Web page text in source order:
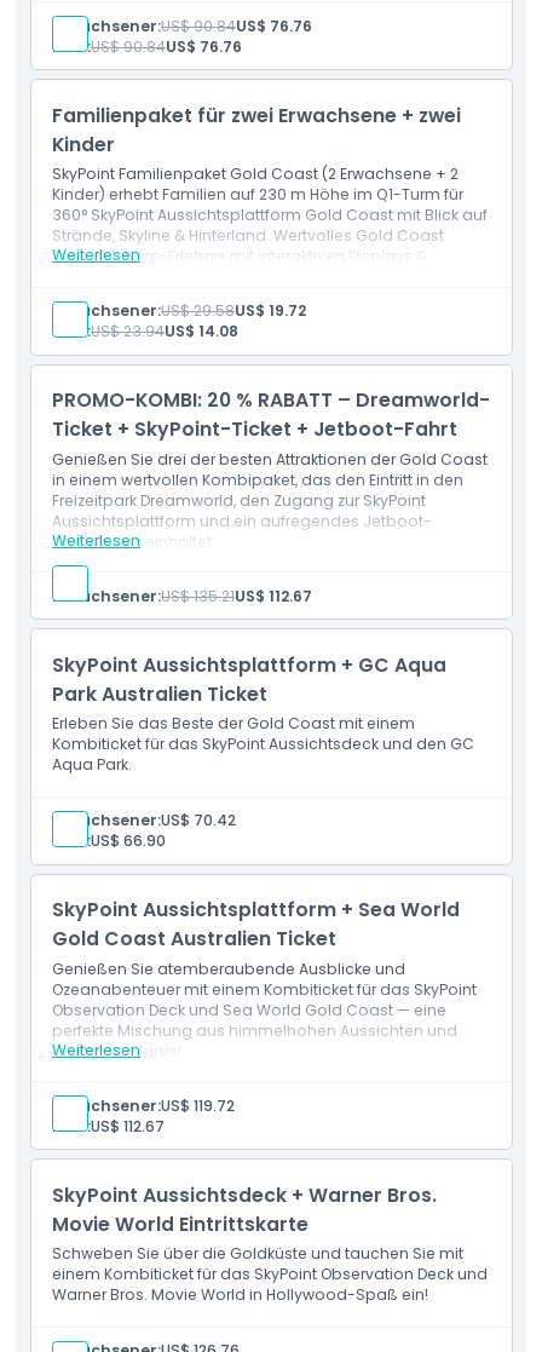
Ort
Stornierungsbedingungen
Nutzung an 2 beliebigen Tagen innerhalb von 7 Tagen in
den besten Themenparks & der Aussichtsplattform der
Gold Coast.​
Leistungen
SkyPoint Observation Deck​
360° Panoramablick vom SkyPoint Observation Deck
Erwachsener:US$ 90.84US$ 76.76
Kind:US$ 90.84US$ 76.76
Familienpaket für zwei Erwachsene + zwei
Kinder
SkyPoint Familienpaket Gold Coast (2 Erwachsene + 2
Kinder) erhebt Familien auf 230 m Höhe im Q1-Turm für
360° SkyPoint Aussichtsplattform Gold Coast mit Blick auf
Strände, Skyline & Hinterland. Wertvolles Gold Coast
Aussichtsturm-Erlebnis mit interaktiven Displays &
SkyPoint Aussichtsturm-Erlebnis Gold Coast in Surfers
Paradise.​
Weiterlesen
Leistungen
2 Erwachsene + 2 Kinder SkyPoint Aussichtsplattform
Zugang zu 360° Panoramablick von den Ebenen 77-
78​
Erwachsener:US$ 29.58US$ 19.72
Kind:US$ 23.94US$ 14.08
PROMO-KOMBI: 20 % RABATT – Dreamworld-
Ticket + SkyPoint-Ticket + Jetboot-Fahrt
Genießen Sie drei der besten Attraktionen der Gold Coast
in einem wertvollen Kombipaket, das den Eintritt in den
Freizeitpark Dreamworld, den Zugang zur SkyPoint
Aussichtsplattform und ein aufregendes Jetboot-
Abenteuer beinhaltet.
Weiterlesen
Einschlüsse
Eintritt zu Dreamworld Gold Coast
Zugang zu Dreamworld Fahrgeschäften, Attraktionen
und Wildtiererlebnissen
Panoramablick mit 360 Grad von SkyPoint über
Surfers Paradise
Hochgeschwindigkeitsdrehungen, Rutschen und
aufregende Manöver auf den Wasserwegen der Gold
Coast
Jetboot-Erfahrung
Dreamworld und SkyPoint gültig an zwei beliebigen
Tagen innerhalb von sieben Tagen nach dem ersten
Besuch
Fahrt inklusive
Erwachsener:US$ 135.21US$ 112.67
SkyPoint Aussichtsplattform + GC Aqua
Park Australien Ticket
Erleben Sie das Beste der Gold Coast mit einem
Kombiticket für das SkyPoint Aussichtsdeck und den GC
Aqua Park.
Erwachsener:US$ 70.42
Kind:US$ 66.90
SkyPoint Aussichtsplattform + Sea World
Gold Coast Australien Ticket
Genießen Sie atemberaubende Ausblicke und
Ozeanabenteuer mit einem Kombiticket für das SkyPoint
Observation Deck und Sea World Gold Coast — eine
perfekte Mischung aus himmelhohen Aussichten und
maritimer Magie!
Weiterlesen
Erwachsener:US$ 119.72
Kind:US$ 112.67
SkyPoint Aussichtsdeck + Warner Bros.
Movie World Eintrittskarte
Schweben Sie über die Goldküste und tauchen Sie mit
einem Kombiticket für das SkyPoint Observation Deck und
Warner Bros. Movie World in Hollywood-Spaß ein!